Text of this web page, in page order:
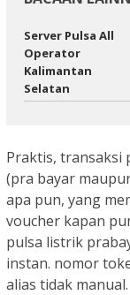
Server Pulsa All
Operator
Kalimantan
Selatan
Praktis, transaksi
(pra bayar
apa pun, yang
voucher kapan
pulsa listrik
instan. nomor
alias tidak manual.